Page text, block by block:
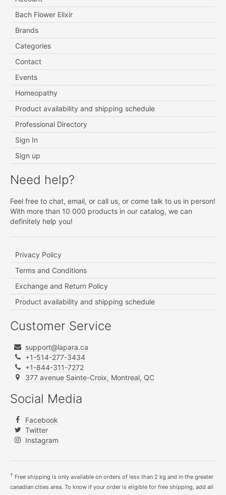
Bach Flower Elixir
Brands
Categories
Contact
Events
Homeopathy
Product availability and shipping schedule
Professional Directory
Sign In
Sign up
Need help?
Feel free to chat, email, or call us, or come talk to us in person!
With more than 10 000 products in our catalog, we can
definitely help you!
Privacy Policy
Terms and Conditions
Exchange and Return Policy
Product availability and shipping schedule
Customer Service
support@lapara.ca
+1-514-277-3434
+1-844-311-7272
377 avenue Sainte-Croix, Montreal, QC
Social Media
Facebook
Twitter
Instagram
† Free shipping is only available on orders of less than 2 kg and in the greater
canadian cities area. To know if your order is eligible for free shipping, add all